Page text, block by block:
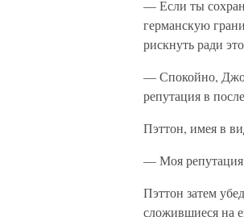
— Если ты
германскую
рискнуть ради
— Спокойно,
репутация в
Пэттон, имея в
— Моя репутация
Пэттон затем
сложившиеся на